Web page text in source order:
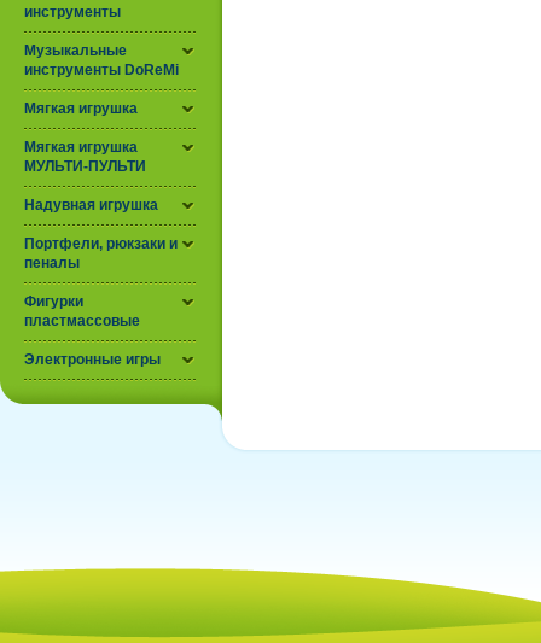
инструменты
Музыкальные
инструменты DoReMi
Мягкая игрушка
Мягкая игрушка
МУЛЬТИ-ПУЛЬТИ
Надувная игрушка
Портфели, рюкзаки и
пеналы
Фигурки
пластмассовые
Электронные игры